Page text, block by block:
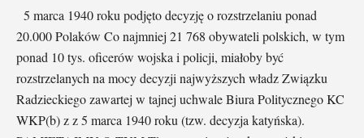
5 marca 1940 roku podjęto decyzję o rozstrzelaniu ponad
20.000 Polaków Co najmniej 21 768 obywateli polskich, w tym
ponad 10 tys. oficerów wojska i policji, miałoby być
rozstrzelanych na mocy decyzji najwyższych władz Związku
Radzieckiego zawartej w tajnej uchwale Biura Politycznego KC
WKP(b) z z 5 marca 1940 roku (tzw. decyzja katyńska).